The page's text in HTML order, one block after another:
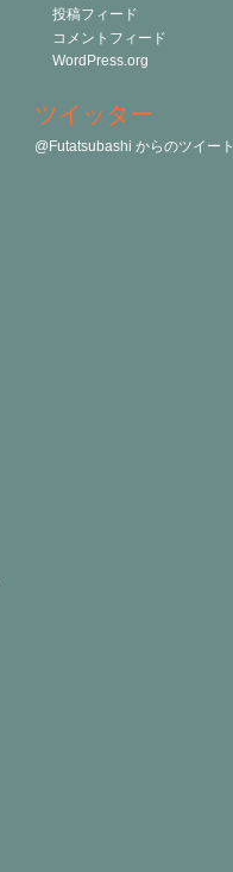
投稿フィード
コメントフィード
WordPress.org
ツイッター
@Futatsubashi からのツイート